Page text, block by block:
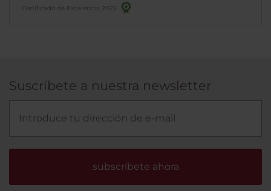
Certificado de Excelencia 2025
Suscríbete a nuestra newsletter
subscríbete ahora